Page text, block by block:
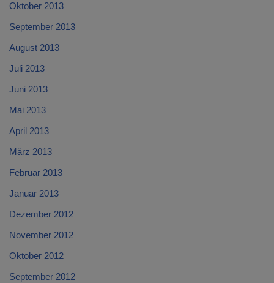
Oktober 2013
September 2013
August 2013
Juli 2013
Juni 2013
Mai 2013
April 2013
März 2013
Februar 2013
Januar 2013
Dezember 2012
November 2012
Oktober 2012
September 2012